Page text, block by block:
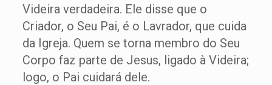
Videira verdadeira. Ele disse que o
Criador, o Seu Pai, é o Lavrador, que cuida
da Igreja. Quem se torna membro do Seu
Corpo faz parte de Jesus, ligado à Videira;
logo, o Pai cuidará dele.